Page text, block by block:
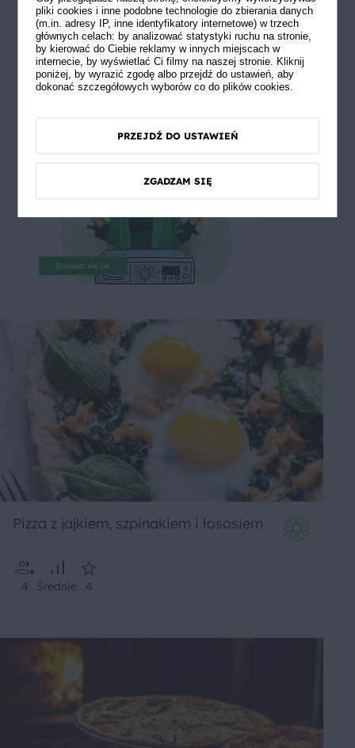
Pizza z jajkiem, szpinakiem i łososiem
4 Średnie 4
pliki cookies i inne podobne technologie do zbierania danych
(m.in. adresy IP, inne identyfikatory internetowe) w trzech
głównych celach: by analizować statystyki ruchu na stronie,
by kierować do Ciebie reklamy w innych miejscach w
internecie, by wyświetlać Ci filmy na naszej stronie. Kliknij
poniżej, by wyrazić zgodę albo przejdź do ustawień, aby
dokonać szczegółowych wyborów co do plików cookies.
PRZEJDŹ DO USTAWIEŃ
ZGADZAM SIĘ